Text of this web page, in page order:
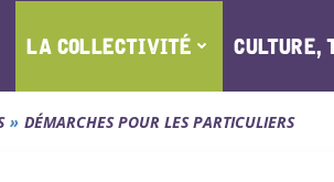
LA COLLECTIVITÉ CULTURE,
DÉMARCHES POUR LES PARTICULIERS